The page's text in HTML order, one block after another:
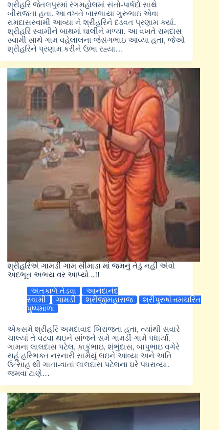
શ્રીહરિ જેતલપુરમાં રંગમહોલમાં સંતો-પાર્ષદો સાથે
બીરાજતા હતા. આ વખતે બારભાયા ગુરુભાઇ એવા
રામદાસસ્વામી આવ્યા ને શ્રીહરિને દંડવત પ્રણામ કર્યા.
શ્રીહરિ સ્વામીને બાથમાં ઘાલીને મળ્યા. આ વખતે રામદાસ
સ્વામી સાથે ગામ વહેલાલના જેસંગભાઇ આવ્યા હતા, જેઓ
શ્રીહરિને પ્રણામ કરીને ઉભા રહ્યા…
શ્રીહરિએ ગામડીં ગામ સીમાડા માં જમનું તેડું નહીં એવો
અદભૂત અભય વર આપ્યો ..!!
અંતકાળે તેડવા
આનંદાનંદ
સ્વામી
ગામડીં શ્રીજીમહારાજ
શ્રીપુરુષોત્તમચરિત
પુષ્પમાળા
એકસમે શ્રીહરિ અમદાવાદ બિરાજતા હતા, ત્યાંથી સવારે
ચાલ્યાં તે વટવા થઇને સાંજને સમે ગામડીં ગામે પધાર્યા.
ગામના લાલદાસ પટેલ, કાકુંભાઇ, શંભુંદાસ, બાપુભાઇ વગેરે
સહું હરિભક્ત નરનારી સામૈયું લઇને આવ્યા અને અતિ
ઉત્સાહ થી ગાતા-વાતાં લાલદાસ પટેલના ઘરે પધરાવ્યા.
જમવા ટાણે…